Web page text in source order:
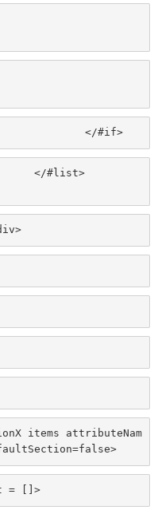
					</#if>
div>
items attributeNam
= []>